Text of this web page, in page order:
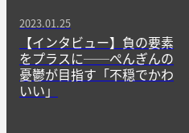
2023.01.25
【インタビュー】負の要素
をプラスに──ぺんぎんの
憂鬱が目指す「不穏でかわ
いい」